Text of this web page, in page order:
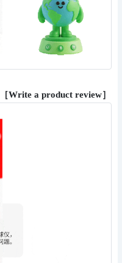
［Write a product review］